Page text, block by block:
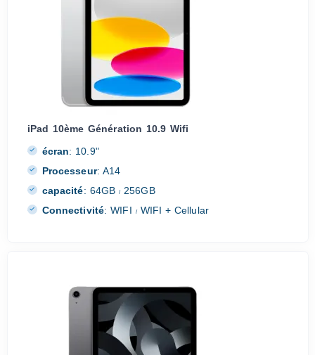
iPad 10ème Génération 10.9 Wifi
écran: 10.9"
Processeur: A14
capacité: 64GB/ 256GB
Connectivité: WIFI /WIFI + Cellular